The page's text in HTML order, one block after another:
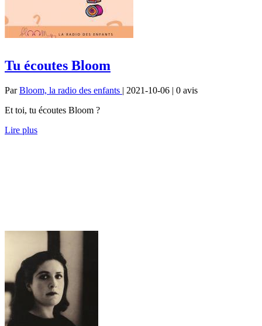
Tu écoutes Bloom
ParBloom, la radio des enfants | 2021-10-06 | 0 avis
Et toi, tu écoutes Bloom ?
Lire plus